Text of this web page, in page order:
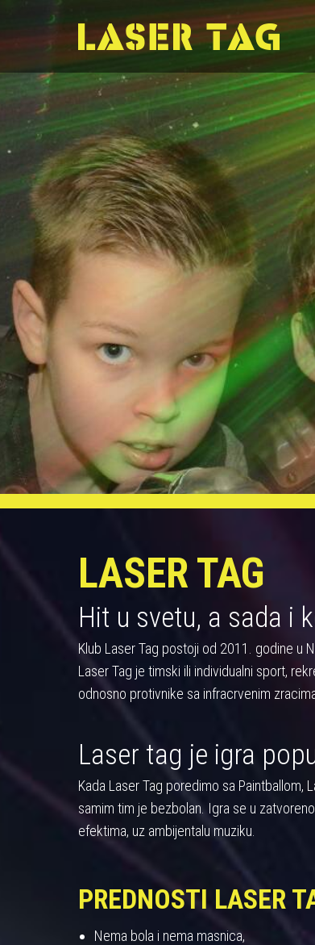
LASER TAG
Hit u svetu, a sada i
Klub Laser Tag postoji od 2011. godine u
Laser Tag je timski ili individualni sport,
odnosno protivnike sa infracrvenim
Laser tag je igra
Kada Laser Tag poredimo sa Paintballom,
samim tim je bezbolan. Igra se u
efektima, uz ambijentalu muziku.
PREDNOSTI LASER
Nema bola i nema masnica,